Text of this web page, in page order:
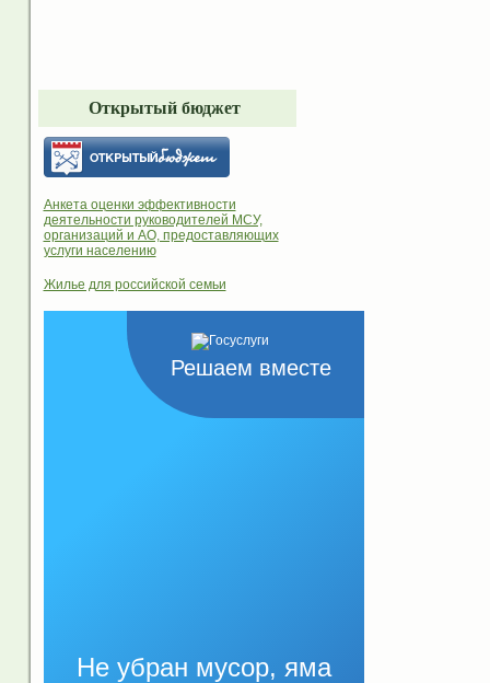
Открытый бюджет
Анкета оценки эффективности
деятельности руководителей МСУ,
организаций и АО, предоставляющих
услуги населению
Жилье для российской семьи
Решаем вместе
Не убран мусор, яма